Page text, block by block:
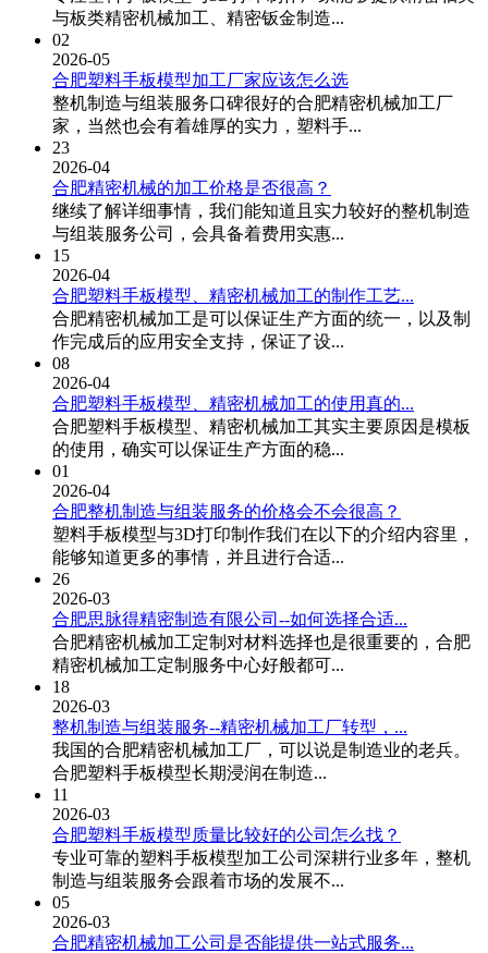
与板类精密机械加工、精密钣金制造...
02
2026-05
合肥塑料手板模型加工厂家应该怎么选
整机制造与组装服务口碑很好的合肥精密机械加工厂
家，当然也会有着雄厚的实力，塑料手...
23
2026-04
合肥精密机械的加工价格是否很高？
继续了解详细事情，我们能知道且实力较好的整机制造
与组装服务公司，会具备着费用实惠...
15
2026-04
合肥塑料手板模型、精密机械加工的制作工艺...
合肥精密机械加工是可以保证生产方面的统一，以及制
作完成后的应用安全支持，保证了设...
08
2026-04
合肥塑料手板模型、精密机械加工的使用真的...
合肥塑料手板模型、精密机械加工其实主要原因是模板
的使用，确实可以保证生产方面的稳...
01
2026-04
合肥整机制造与组装服务的价格会不会很高？
塑料手板模型与3D打印制作我们在以下的介绍内容里，
能够知道更多的事情，并且进行合适...
26
2026-03
合肥思脉得精密制造有限公司--如何选择合适...
合肥精密机械加工定制对材料选择也是很重要的，合肥
精密机械加工定制服务中心好般都可...
18
2026-03
整机制造与组装服务--精密机械加工厂转型，...
​我国的合肥精密机械加工厂，可以说是制造业的老兵。
合肥塑料手板模型长期浸润在制造...
11
2026-03
合肥塑料手板模型质量比较好的公司怎么找？
专业可靠的塑料手板模型加工公司深耕行业多年，整机
制造与组装服务会跟着市场的发展不...
05
2026-03
合肥精密机械加工公司是否能提供一站式服务...